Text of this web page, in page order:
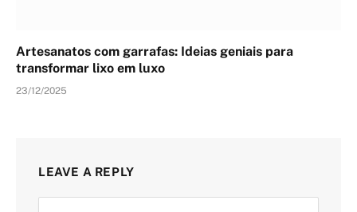
Artesanatos com garrafas: Ideias geniais para
transformar lixo em luxo
23/12/2025
LEAVE A REPLY